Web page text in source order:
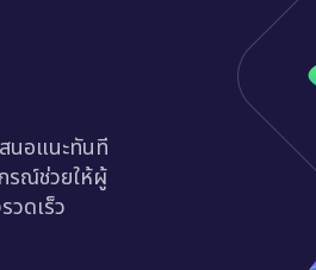
นอแนะทันที
รณ์ช่วยให้ผู้
วดเร็ว